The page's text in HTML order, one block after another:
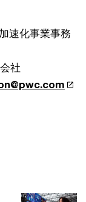
速化事業事務
社